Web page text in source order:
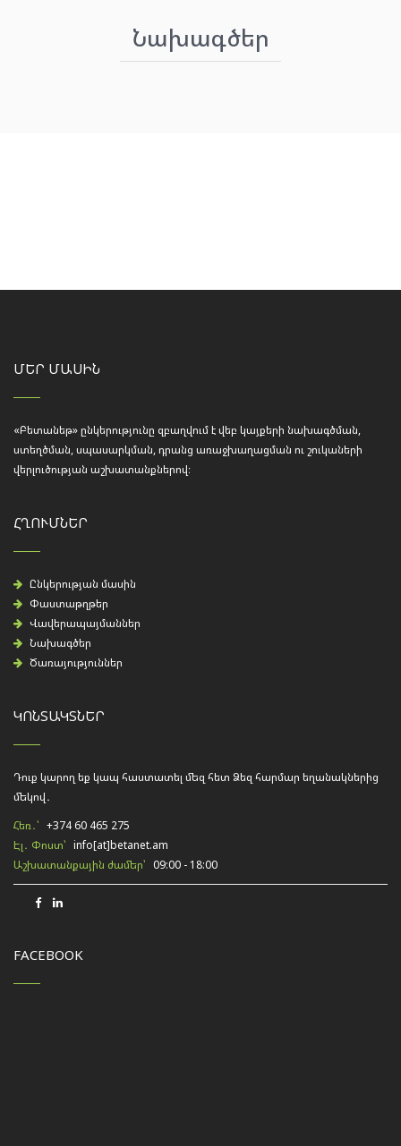
Նախագծեր
ՄԵՐ ՄԱՍԻՆ
«Բետանեթ» ընկերությունը զբաղվում է վեբ կայքերի նախագծման,
ստեղծման, սպասարկման, դրանց առաջխաղացման ու շուկաների
վերլուծության աշխատանքներով։
ՀՂՈՒՄՆԵՐ
Ընկերության մասին
Փաստաթղթեր
Վավերապայմաններ
Նախագծեր
Ծառայություններ
ԿՈՆՏԱԿՏՆԵՐ
Դուք կարող եք կապ հաստատել մեզ հետ Ձեզ հարմար եղանակներից
մեկով․
Հեռ․՝ +374 60 465 275
Էլ․ Փոստ՝ info[at]betanet.am
Աշխատանքային ժամեր՝ 09:00 - 18:00
FACEBOOK